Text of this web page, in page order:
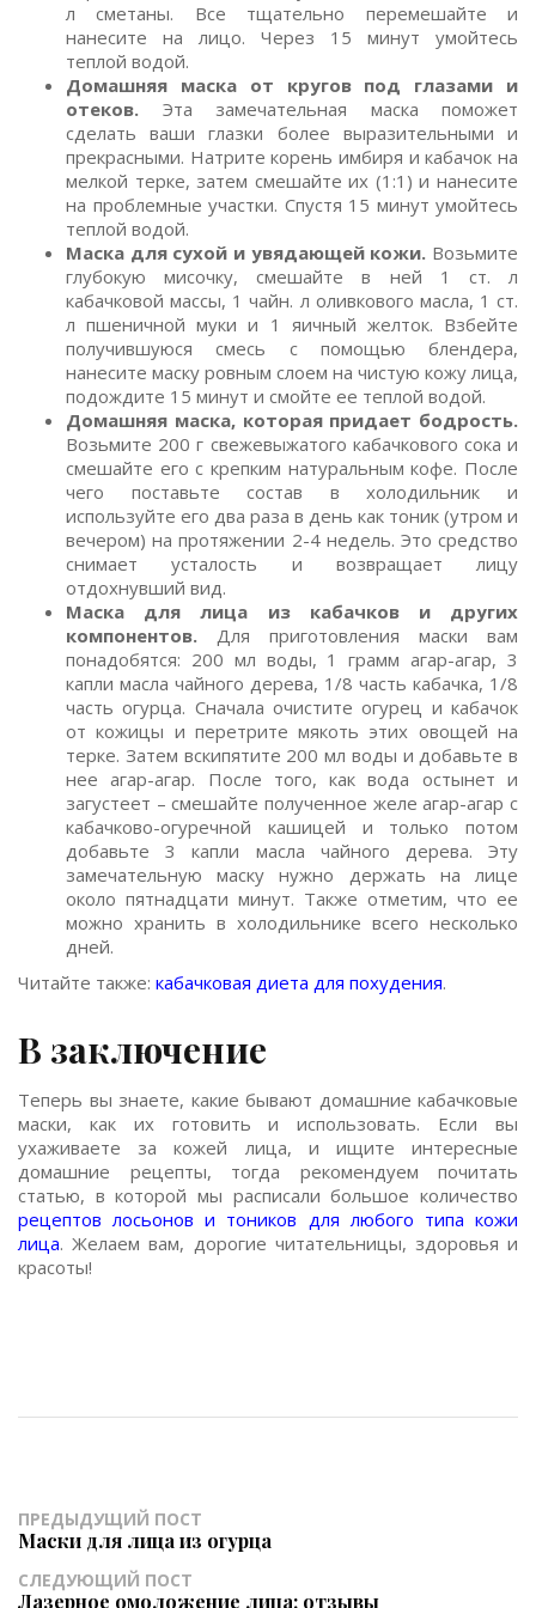
л сметаны. Все тщательно перемешайте и
нанесите на лицо. Через 15 минут умойтесь
теплой водой.
Домашняя маска от кругов под глазами и
отеков. Эта замечательная маска поможет
сделать ваши глазки более выразительными и
прекрасными. Натрите корень имбиря и кабачок на
мелкой терке, затем смешайте их (1:1) и нанесите
на проблемные участки. Спустя 15 минут умойтесь
теплой водой.
Маска для сухой и увядающей кожи. Возьмите
глубокую мисочку, смешайте в ней 1 ст. л
кабачковой массы, 1 чайн. л оливкового масла, 1 ст.
л пшеничной муки и 1 яичный желток. Взбейте
получившуюся смесь с помощью блендера,
нанесите маску ровным слоем на чистую кожу лица,
подождите 15 минут и смойте ее теплой водой.
Домашняя маска, которая придает бодрость.
Возьмите 200 г свежевыжатого кабачкового сока и
смешайте его с крепким натуральным кофе. После
чего поставьте состав в холодильник и
используйте его два раза в день как тоник (утром и
вечером) на протяжении 2-4 недель. Это средство
снимает усталость и возвращает лицу
отдохнувший вид.
Маска для лица из кабачков и других
компонентов. Для приготовления маски вам
понадобятся: 200 мл воды, 1 грамм агар-агар, 3
капли масла чайного дерева, 1/8 часть кабачка, 1/8
часть огурца. Сначала очистите огурец и кабачок
от кожицы и перетрите мякоть этих овощей на
терке. Затем вскипятите 200 мл воды и добавьте в
нее агар-агар. После того, как вода остынет и
загустеет – смешайте полученное желе агар-агар с
кабачково-огуречной кашицей и только потом
добавьте 3 капли масла чайного дерева. Эту
замечательную маску нужно держать на лице
около пятнадцати минут. Также отметим, что ее
можно хранить в холодильнике всего несколько
дней.
Читайте также: кабачковая диета для похудения.
В заключение
Теперь вы знаете, какие бывают домашние кабачковые
маски, как их готовить и использовать. Если вы
ухаживаете за кожей лица, и ищите интересные
домашние рецепты, тогда рекомендуем почитать
статью, в которой мы расписали большое количество
рецептов лосьонов и тоников для любого типа кожи
лица. Желаем вам, дорогие читательницы, здоровья и
красоты!
ПРЕДЫДУЩИЙ ПОСТ
Маски для лица из огурца
СЛЕДУЮЩИЙ ПОСТ
Лазерное омоложение лица: отзывы